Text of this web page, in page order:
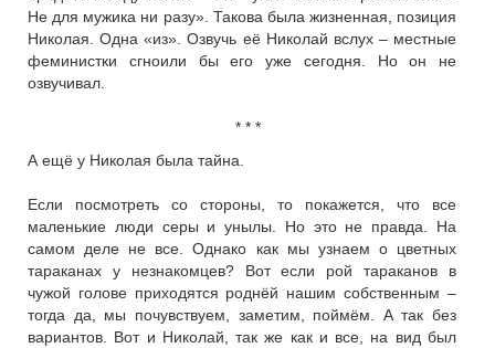
Не для мужика ни разу». Такова была жизненная, позиция
Николая. Одна «из». Озвучь её Николай вслух – местные
феминистки сгноили бы его уже сегодня. Но он не
озвучивал.
* * *
А ещё у Николая была тайна.
Если посмотреть со стороны, то покажется, что все
маленькие люди серы и унылы. Но это не правда. На
самом деле не все. Однако как мы узнаем о цветных
тараканах у незнакомцев? Вот если рой тараканов в
чужой голове приходятся роднёй нашим собственным –
тогда да, мы почувствуем, заметим, поймём. А так без
вариантов. Вот и Николай, так же как и все, на вид был